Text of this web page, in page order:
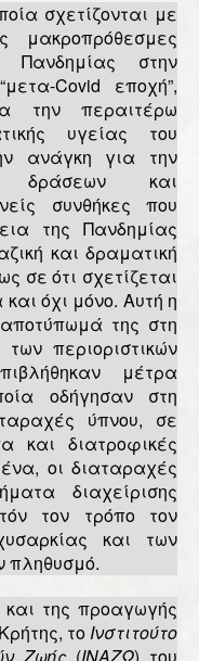
σχετίζονται με
μακροπρόθεσμες
Πανδημίας στην
Covid εποχή”,
την περαιτέρω
υγείας του
ανάγκη για την
δράσεων και
συνθήκες που
της Πανδημίας
και δραματική
σε ότι σχετίζεται
όχι μόνο. Αυτή η
της στη
περιοριστικών
μέτρα
οδήγησαν στη
ύπνου, σε
και διατροφικές
οι διαταραχές
διαχείρισης
τον τρόπο τον
και των
πληθυσμό.
της προαγωγής
το Ινστιτούτο